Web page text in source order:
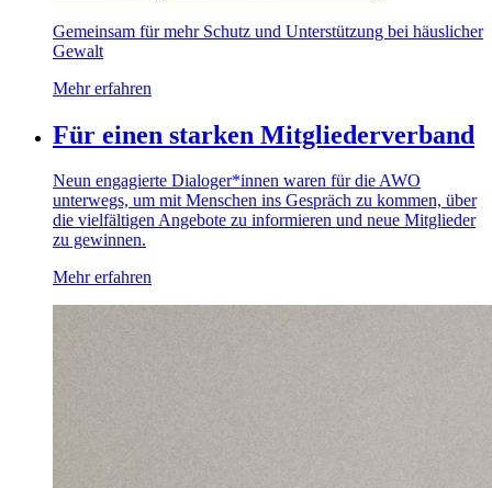
Gemeinsam für mehr Schutz und Unterstützung bei häuslicher
Gewalt
Mehr erfahren
Für einen starken Mitgliederverband
Neun engagierte Dialoger*innen waren für die AWO
unterwegs, um mit Menschen ins Gespräch zu kommen, über
die vielfältigen Angebote zu informieren und neue Mitglieder
zu gewinnen.
Mehr erfahren